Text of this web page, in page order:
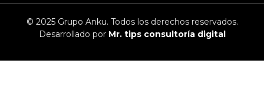
© 2025 Grupo Anku. Todos los derechos reservados.
Desarrollado por Mr. tips consultoría digital